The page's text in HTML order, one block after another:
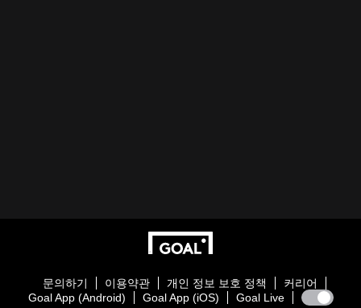
문의하기 이용약관 개인 정보 보호 정책
커리어
Goal App (Android)
Goal App (iOS) Goal Live